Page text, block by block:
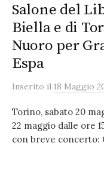
Salone del
Biella e di
Nuoro per
Espa
Inserito il 18 Maggio
Torino, sabato 20
22 maggio dalle ore
con breve concerto: